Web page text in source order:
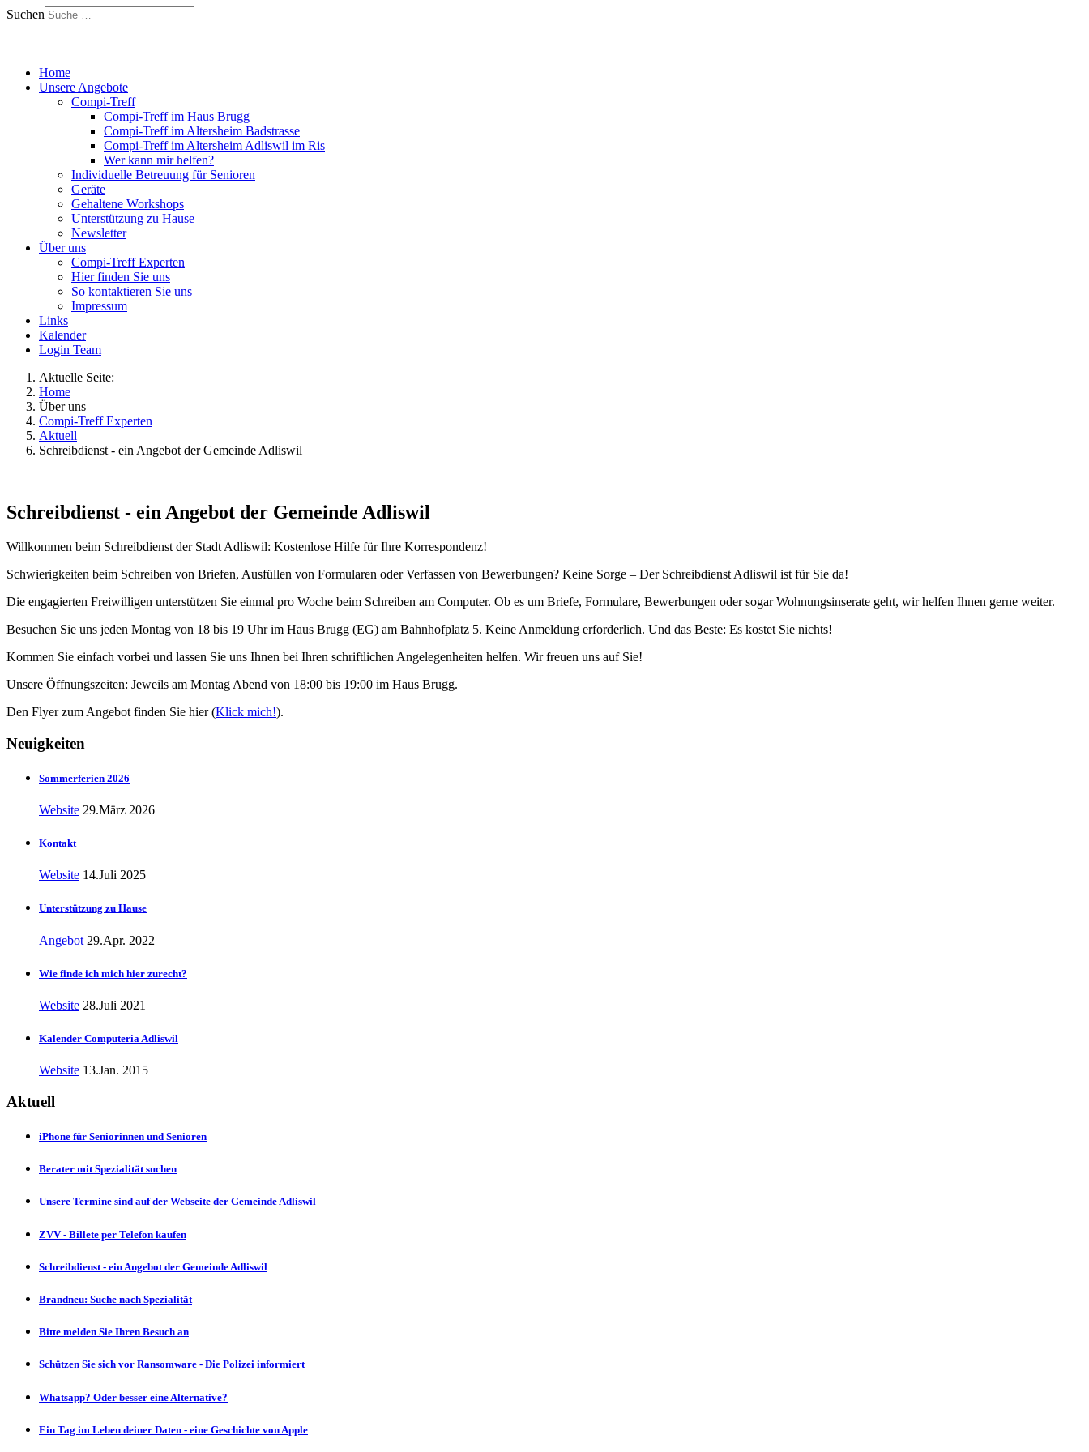
Suchen
Home
Unsere Angebote
Compi-Treff
Compi-Treff im Haus Brugg
Compi-Treff im Altersheim Badstrasse
Compi-Treff im Altersheim Adliswil im Ris
Wer kann mir helfen?
Individuelle Betreuung für Senioren
Geräte
Gehaltene Workshops
Unterstützung zu Hause
Newsletter
Über uns
Compi-Treff Experten
Hier finden Sie uns
So kontaktieren Sie uns
Impressum
Links
Kalender
Login Team
Aktuelle Seite:
Home
Über uns
Compi-Treff Experten
Aktuell
Schreibdienst - ein Angebot der Gemeinde Adliswil
Schreibdienst - ein Angebot der Gemeinde Adliswil
Willkommen beim Schreibdienst der Stadt Adliswil: Kostenlose Hilfe für Ihre Korrespondenz!
Schwierigkeiten beim Schreiben von Briefen, Ausfüllen von Formularen oder Verfassen von Bewerbungen? Keine Sorge – Der Schreibdienst Adliswil ist für Sie da!
Die engagierten Freiwilligen unterstützen Sie einmal pro Woche beim Schreiben am Computer. Ob es um Briefe, Formulare, Bewerbungen oder sogar Wohnungsinserate geht, wir helfen Ihnen gerne weiter.
Besuchen Sie uns jeden Montag von 18 bis 19 Uhr im Haus Brugg (EG) am Bahnhofplatz 5. Keine Anmeldung erforderlich. Und das Beste: Es kostet Sie nichts!
Kommen Sie einfach vorbei und lassen Sie uns Ihnen bei Ihren schriftlichen Angelegenheiten helfen. Wir freuen uns auf Sie!
Unsere Öffnungszeiten: Jeweils am Montag Abend von 18:00 bis 19:00 im Haus Brugg.
Den Flyer zum Angebot finden Sie hier (Klick mich!).
Neuigkeiten
Sommerferien 2026
Website 29.März 2026
Kontakt
Website 14.Juli 2025
Unterstützung zu Hause
Angebot 29.Apr. 2022
Wie finde ich mich hier zurecht?
Website 28.Juli 2021
Kalender Computeria Adliswil
Website 13.Jan. 2015
Aktuell
iPhone für Seniorinnen und Senioren
Berater mit Spezialität suchen
Unsere Termine sind auf der Webseite der Gemeinde Adliswil
ZVV - Billete per Telefon kaufen
Schreibdienst - ein Angebot der Gemeinde Adliswil
Brandneu: Suche nach Spezialität
Bitte melden Sie Ihren Besuch an
Schützen Sie sich vor Ransomware - Die Polizei informiert
Whatsapp? Oder besser eine Alternative?
Ein Tag im Leben deiner Daten - eine Geschichte von Apple